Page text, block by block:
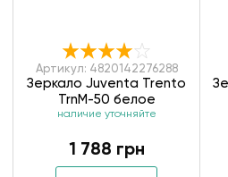
Артикул: 4820142276288
Зеркало Juventa Trento
TrnM-50 белое
наличие уточняйте
1 788 грн